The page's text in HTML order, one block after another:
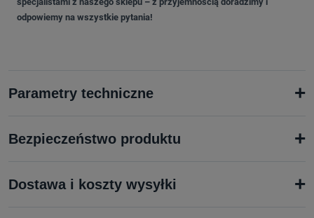
odpowiemy na wszystkie pytania!
Parametry techniczne +
Bezpieczeństwo produktu +
Dostawa i koszty wysyłki +